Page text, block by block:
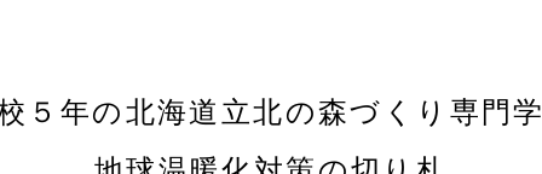
５年の北海道立北の森づくり専門